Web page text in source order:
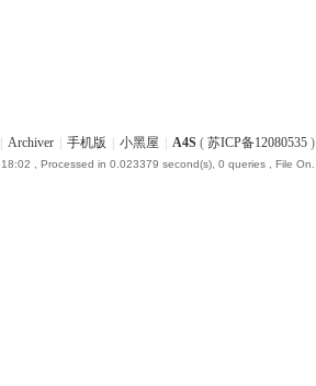
Archiver 手机版 小黑屋 A4S ( 苏ICP备12080535 )
, Processed in 0.023379 second(s), 0 queries , File On.